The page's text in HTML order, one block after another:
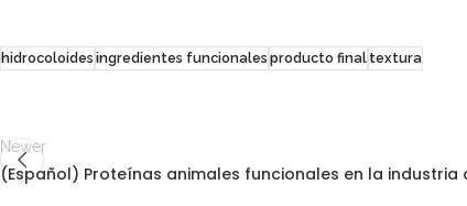
hidrocoloides ingredientes funcionales producto finaltextura
Newer
(Español) Proteínas animales funcionales en la industria